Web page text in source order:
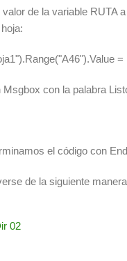
de la variable RUTA
=
con la palabra
el código con
de la siguiente